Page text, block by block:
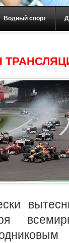
Водный спорт